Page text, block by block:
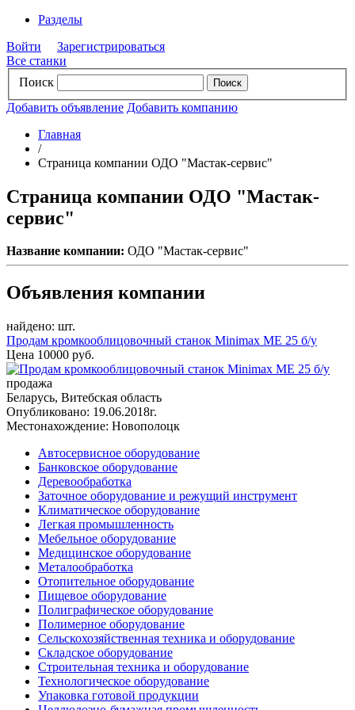
Разделы
Войти
Зарегистрироваться
Все станки
Поиск
Добавить объявление Добавить компанию
Главная
/
Страница компании ОДО "Мастак-сервис"
Страница компании ОДО "Мастак-
сервис"
Название компании: ОДО "Мастак-сервис"
Объявления компании
найдено: шт.
Продам кромкооблицовочный станок Minimax ME 25 б/у
Цена 10000 руб.
продажа
Беларусь, Витебская область
Опубликовано: 19.06.2018г.
Местонахождение: Новополоцк
Автосервисное оборудование
Банковское оборудование
Деревообработка
Заточное оборудование и режущий инструмент
Климатическое оборудование
Легкая промышленность
Мебельное оборудование
Медицинское оборудование
Металообработка
Отопительное оборудование
Пищевое оборудование
Полиграфическое оборудование
Полимерное оборудование
Сельскохозяйственная техника и оборудование
Складское оборудование
Строительная техника и оборудование
Технологическое оборудование
Упаковка готовой продукции